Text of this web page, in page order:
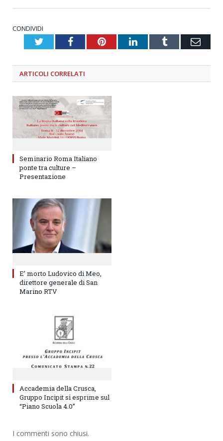
CONDIVIDI
TwitterFacebookPinterestLinkedInTumblr
ARTICOLI CORRELATI
Seminario Roma Italiano
ponte tra culture –
Presentazione
E’ morto Ludovico di Meo,
direttore generale di San
Marino RTV
Accademia della Crusca,
Gruppo Incipit si esprime sul
“Piano Scuola 4.0”
I commenti sono chiusi.